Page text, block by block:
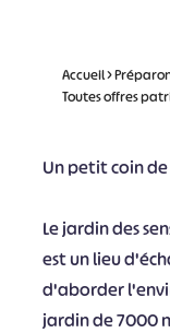
Accueil>
Toutes offres
Un petit coin
Le jardin des
est un lieu
d'aborder
jardin de 7000